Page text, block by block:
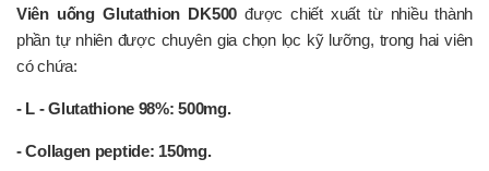
Viên uống Glutathion DK500được chiết xuất từ nhiều thành
phần tự nhiên được chuyên gia chọn lọc kỹ lưỡng, trong hai viên
có chứa:
- L - Glutathione 98%: 500mg.
- Collagen peptide: 150mg.